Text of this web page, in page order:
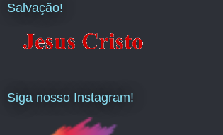
Salvação!
Siga nosso Instagram!